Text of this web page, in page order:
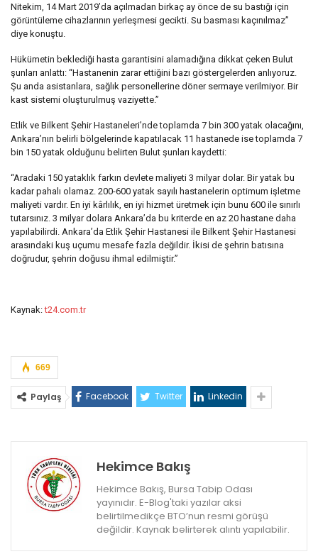
Nitekim, 14 Mart 2019’da açılmadan birkaç ay önce de su bastığı için
görüntüleme cihazlarının yerleşmesi gecikti. Su basması kaçınılmaz”
diye konuştu.
Hükümetin beklediği hasta garantisini alamadığına dikkat çeken Bulut
şunları anlattı: “Hastanenin zarar ettiğini bazı göstergelerden anlıyoruz.
Şu anda asistanlara, sağlık personellerine döner sermaye verilmiyor. Bir
kast sistemi oluşturulmuş vaziyette.”
Etlik ve Bilkent Şehir Hastaneleri’nde toplamda 7 bin 300 yatak olacağını,
Ankara’nın belirli bölgelerinde kapatılacak 11 hastanede ise toplamda 7
bin 150 yatak olduğunu belirten Bulut şunları kaydetti:
“Aradaki 150 yataklık farkın devlete maliyeti 3 milyar dolar. Bir yatak bu
kadar pahalı olamaz. 200-600 yatak sayılı hastanelerin optimum işletme
maliyeti vardır. En iyi kârlılık, en iyi hizmet üretmek için bunu 600 ile sınırlı
tutarsınız. 3 milyar dolara Ankara’da bu kriterde en az 20 hastane daha
yapılabilirdi. Ankara’da Etlik Şehir Hastanesi ile Bilkent Şehir Hastanesi
arasındaki kuş uçumu mesafe fazla değildir. İkisi de şehrin batısına
doğrudur, şehrin doğusu ihmal edilmiştir.”
Kaynak:t24.com.tr
669
Paylaş Facebook Twitter Linkedin
Hekimce Bakış
Hekimce Bakış, Bursa Tabip Odası
yayınıdır. E-Blog'taki yazılar aksi
belirtilmedikçe BTO’nun resmi görüşü
değildir. Kaynak belirterek alıntı yapılabilir.